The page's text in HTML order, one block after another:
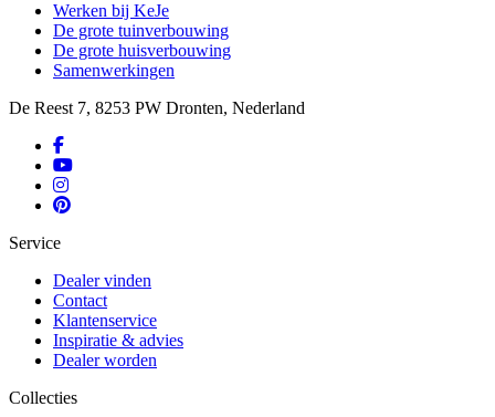
Werken bij KeJe
De grote tuinverbouwing
De grote huisverbouwing
Samenwerkingen
De Reest 7, 8253 PW Dronten, Nederland
Service
Dealer vinden
Contact
Klantenservice
Inspiratie & advies
Dealer worden
Collecties